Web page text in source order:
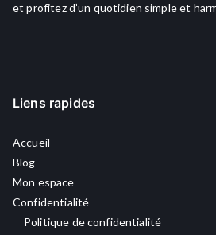
et profitez d’un quotidien simple et
Liens rapides
Accueil
Blog
Mon espace
Confidentialité
Politique de confidentialité